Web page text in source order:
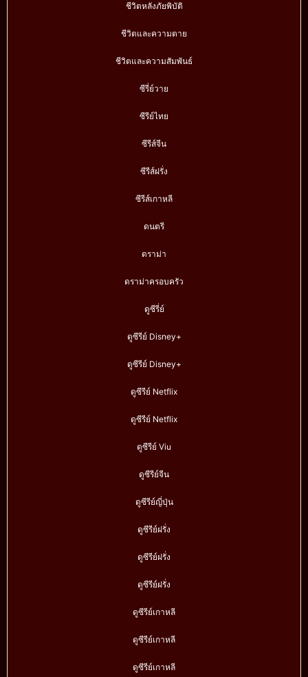
ชีวิตหลังภัยพิบัติ
ชีวิตและความตาย
ชีวิตและความสัมพันธ์
ซีรี่ย์วาย
ซีรีย์ไทย
ซีรีส์จีน
ซีรีส์ฝรั่ง
ซีรีส์เกาหลี
ดนตรี
ดราม่า
ดราม่าครอบครัว
ดูซีรี่ย์
ดูซีรีย์ Disney+
ดูซีรีย์ Disney+
ดูซีรีย์ Netflix
ดูซีรีย์ Netflix
ดูซีรีย์ Viu
ดูซีรีย์จีน
ดูซีรีย์ญี่ปุ่น
ดูซีรีย์ฝรั่ง
ดูซีรีย์ฝรั่ง
ดูซีรีย์ฝรั่ง
ดูซีรีย์เกาหลี
ดูซีรีย์เกาหลี
ดูซีรีย์เกาหลี